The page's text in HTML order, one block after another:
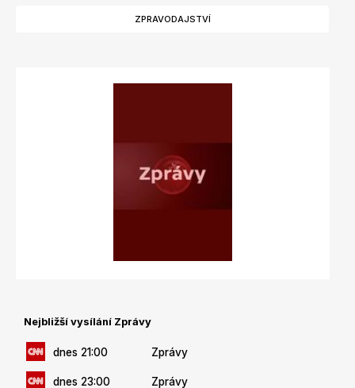
ZPRAVODAJSTVÍ
Nejbližší vysílání Zprávy
dnes 21:00 Zprávy
dnes 23:00 Zprávy